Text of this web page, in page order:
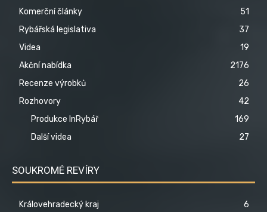
Komerční články
51
Rybářská legislativa
37
Videa
19
Akční nabídka
2176
Recenze výrobků
26
Rozhovory
42
Produkce InRybář
169
Další videa
27
SOUKROMÉ REVÍRY
Královehradecký kraj
6